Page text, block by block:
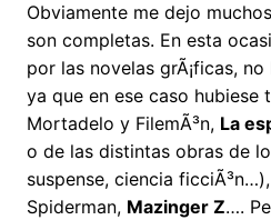
Obviamente me dejo
son completas. En esta
por las novelas grÃ¡ficas,
ya que en ese caso hubiese
Mortadelo y FilemÃ³n, La
o de las distintas obras de
suspense, ciencia
Spiderman, Mazinger Z….